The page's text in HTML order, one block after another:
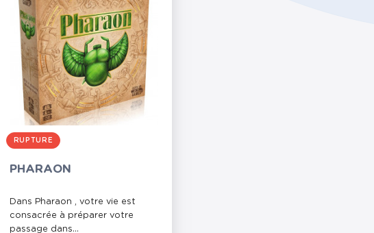
RUPTURE
PHARAON
Dans Pharaon , votre vie est
consacrée à préparer votre
passage dans...